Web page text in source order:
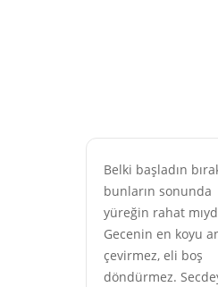
Belki başladın
bunların sonunda
yüreğin rahat
Gecenin en koyu
çevirmez, eli boş
döndürmez.